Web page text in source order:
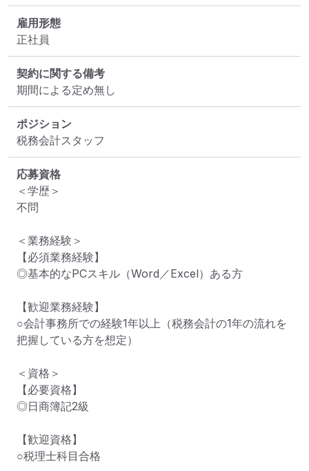
雇用形態
正社員
契約に関する備考
期間による定め無し
ポジション
税務会計スタッフ
応募資格
＜学歴＞
不問
＜業務経験＞
【必須業務経験】
◎基本的なPCスキル（Word／Excel）ある方
【歓迎業務経験】
○会計事務所での経験1年以上（税務会計の1年の流れを
把握している方を想定）
＜資格＞
【必要資格】
◎日商簿記2級
【歓迎資格】
○税理士科目合格